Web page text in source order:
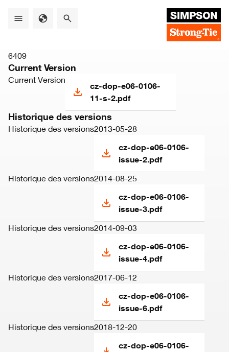
6409
Current Version
Current Version
cz-dop-e06-0106-
11-s-2.pdf
Historique des versions
Historique des versions2013-05-28
cz-dop-e06-0106-
issue-2.pdf
Historique des versions2014-08-25
cz-dop-e06-0106-
issue-3.pdf
Historique des versions2014-09-03
cz-dop-e06-0106-
issue-4.pdf
Historique des versions2017-06-12
cz-dop-e06-0106-
issue-6.pdf
Historique des versions2018-12-20
cz-dop-e06-0106-